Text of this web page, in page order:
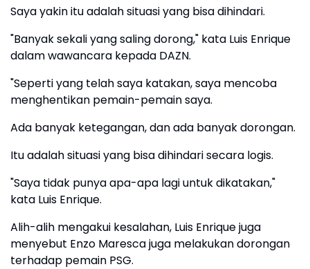
Saya yakin itu adalah situasi yang bisa dihindari.
"Banyak sekali yang saling dorong," kata Luis Enrique
dalam wawancara kepada DAZN.
"Seperti yang telah saya katakan, saya mencoba
menghentikan pemain-pemain saya.
Ada banyak ketegangan, dan ada banyak dorongan.
Itu adalah situasi yang bisa dihindari secara logis.
"Saya tidak punya apa-apa lagi untuk dikatakan,"
kata Luis Enrique.
Alih-alih mengakui kesalahan, Luis Enrique juga
menyebut Enzo Maresca juga melakukan dorongan
terhadap pemain PSG.